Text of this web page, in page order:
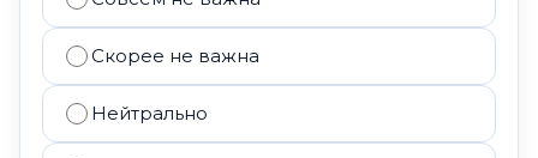
Скорее не важна
Нейтрально